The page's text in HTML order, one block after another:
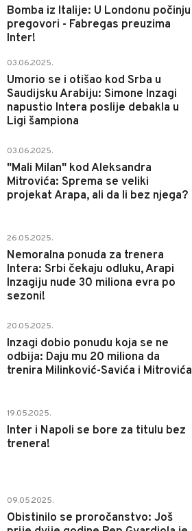
Bomba iz Italije: U Londonu počinju
pregovori - Fabregas preuzima
Inter!
03.06.2025.
Umorio se i otišao kod Srba u
Saudijsku Arabiju: Simone Inzagi
napustio Intera poslije debakla u
Ligi šampiona
03.06.2025.
"Mali Milan" kod Aleksandra
Mitrovića: Sprema se veliki
projekat Arapa, ali da li bez njega?
26.05.2025.
Nemoralna ponuda za trenera
Intera: Srbi čekaju odluku, Arapi
Inzagiju nude 30 miliona evra po
sezoni!
20.05.2025.
Inzagi dobio ponudu koja se ne
odbija: Daju mu 20 miliona da
trenira Milinković-Savića i Mitrovića
19.05.2025.
Inter i Napoli se bore za titulu bez
trenera!
09.05.2025.
Obistinilo se proročanstvo: Još